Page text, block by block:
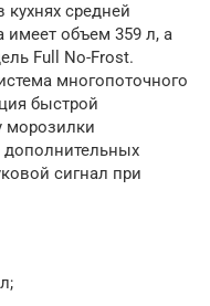
средней
имеет объем 359 л, а
Full No-Frost.
многопоточного
быстрой
морозилки
сигнал при